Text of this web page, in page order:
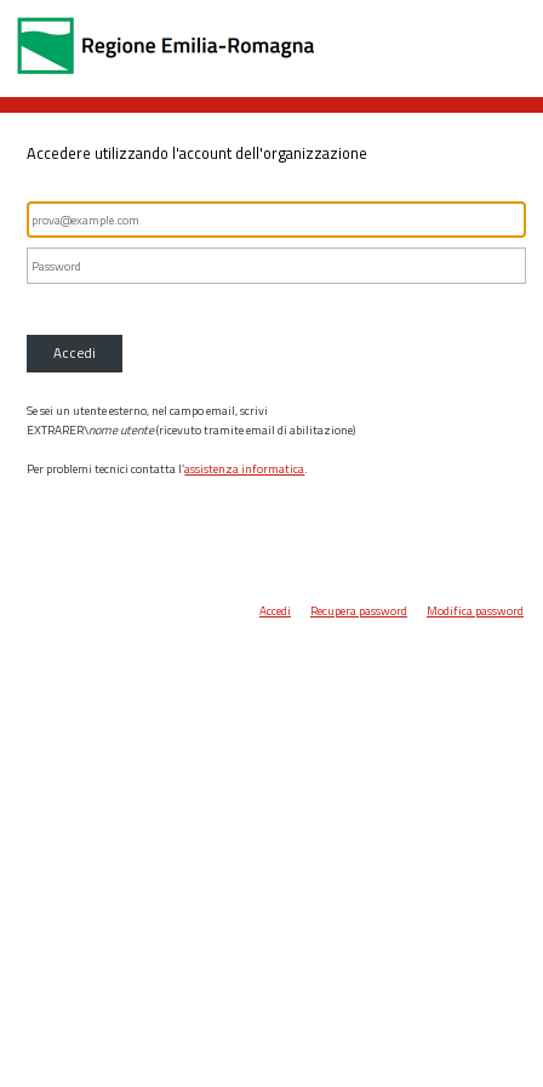
Accedere utilizzando l'account dell'organizzazione
Accedi
Se sei un utente esterno, nel campo email, scrivi
EXTRARER\nome utente(ricevuto tramite email di abilitazione)
Per problemi tecnici contatta l’assistenza informatica.
Accedi Recupera password Modifica password